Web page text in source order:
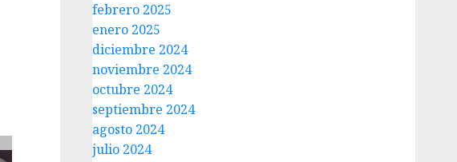
febrero 2025
enero 2025
diciembre 2024
noviembre 2024
octubre 2024
septiembre 2024
agosto 2024
julio 2024